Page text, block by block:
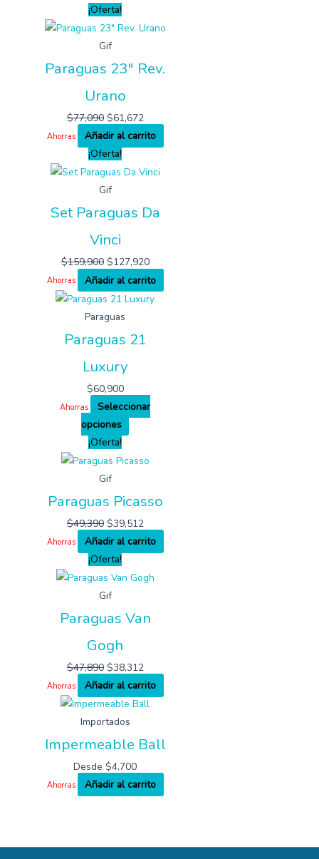
¡Oferta!
Gif
Paraguas 23″ Rev.
Urano
$77,090 $61,672
Ahorras
Añadir al carrito
¡Oferta!
Gif
Set Paraguas Da
Vinci
$159,900 $127,920
Ahorras Añadir al carrito
Paraguas
Paraguas 21
Luxury
$60,900
Ahorras
Seleccionar
opciones
¡Oferta!
Gif
Paraguas Picasso
$49,390 $39,512
Ahorras
Añadir al carrito
¡Oferta!
Gif
Paraguas Van
Gogh
$47,890 $38,312
Ahorras Añadir al carrito
Importados
Impermeable Ball
Desde $4,700
Ahorras Añadir al carrito